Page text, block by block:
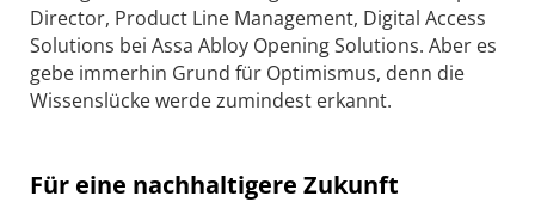
Director, Product Line Management, Digital Access
Solutions bei Assa Abloy Opening Solutions. Aber es
gebe immerhin Grund für Optimismus, denn die
Wissenslücke werde zumindest erkannt.
Für eine nachhaltigere Zukunft